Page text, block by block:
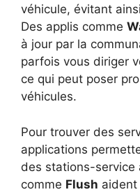
véhicule, évitant
Des applis comme
à jour par la
parfois vous diriger
ce qui peut poser
véhicules.
Pour trouver des
applications
des stations-service
comme Flush